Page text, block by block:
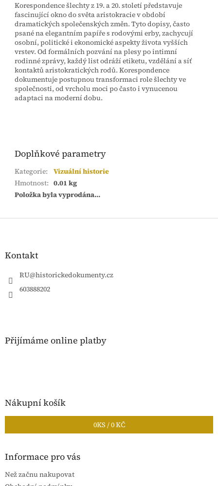
Korespondence šlechty z 19. a 20. století představuje
fascinující okno do světa aristokracie v období
dramatických společenských změn. Tyto dopisy, často
psané na elegantním papíře s rodovými erby, zachycují
osobní, politické i ekonomické aspekty života vyšších
vrstev. Od formálních pozvání na plesy po intimní
rodinné zprávy, každý list odráží etiketu, vzdělání a síť
kontaktů aristokratických rodů. Korespondence
dokumentuje postupnou transformaci role šlechty ve
společnosti, od vrcholu moci po často i vynucenou
adaptaci na moderní dobu.
Doplňkové parametry
Kategorie:
Vizuální historie
Hmotnost: 0.01 kg
Položka byla vyprodána…
Z
Kontakt
RU@historickedokumenty.cz
603888202
Přijímáme online platby
Nákupní košík
0KS /0 KČ
Informace pro vás
Než začnu nakupovat